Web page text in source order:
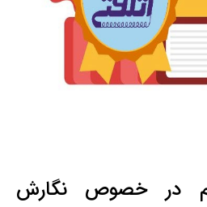
در خصوص نگارش